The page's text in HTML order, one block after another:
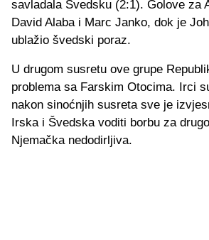
savladala Švedsku (2:1). Golove za
David Alaba i Marc Janko, dok je
ublažio švedski poraz.
U drugom susretu ove grupe
problema sa Farskim Otocima. Irci
nakon sinoćnjih susreta sve je
Irska i Švedska voditi borbu za
Njemačka nedodirljiva.